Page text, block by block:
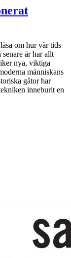
om hur vår tids
år har allt
nya, viktiga
människans
gåtor har
inneburit en